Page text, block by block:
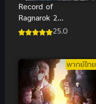
Record of
Ragnarok 2
มหาศึกคนชน25.0
พากย์ไทย